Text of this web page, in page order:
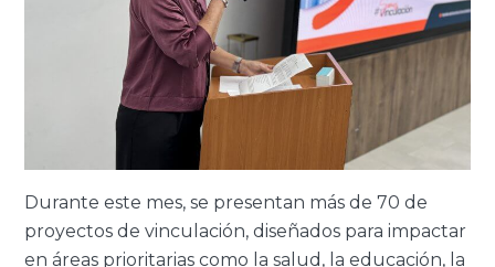
Durante este mes, se presentan más de 70 de
proyectos de vinculación, diseñados para impactar
en áreas prioritarias como la salud, la educación, la